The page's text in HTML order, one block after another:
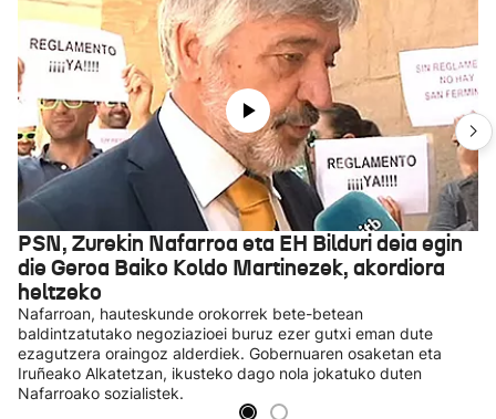
PSN, Zurekin Nafarroa eta EH Bilduri deia egin
die Geroa Baiko Koldo Martinezek, akordiora
heltzeko
Nafarroan, hauteskunde orokorrek bete-betean
baldintzatutako negoziazioei buruz ezer gutxi eman dute
ezagutzera oraingoz alderdiek. Gobernuaren osaketan eta
Iruñeako Alkatetzan, ikusteko dago nola jokatuko duten
Nafarroako sozialistek.